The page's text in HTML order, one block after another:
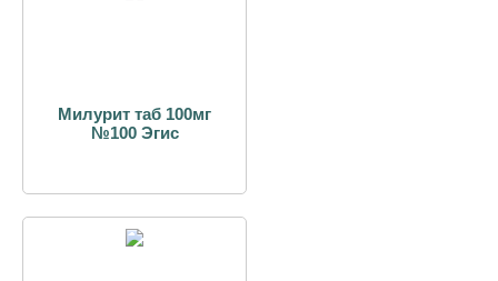
Милурит таб 100мг
№100 Эгис